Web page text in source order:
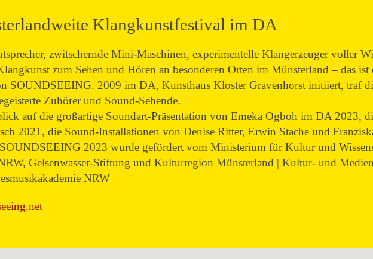
Klangkunstfestival im DA
zwitschernde Mini-Maschinen, experimentelle Klangerzeuger voller
zum Sehen und Hören an besonderen Orten im Münsterland – das
SOUNDSEEING. 2009 im DA, Kunsthaus Kloster Gravenhorst initiiert, traf
Zuhörer und Sound-Sehende.
auf die großartige Soundart-Präsentation von Emeka Ogboh im DA 2023,
2021, die Sound-Installationen von Denise Ritter, Erwin Stache und
2023 wurde gefördert vom Ministerium für Kultur und
Gelsenwasser-Stiftung und Kulturregion Münsterland | Kultur- und
NRW